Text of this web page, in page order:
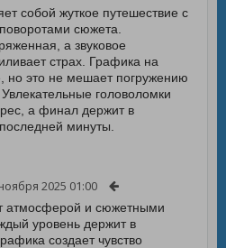
собой жуткое путешествие с
сюжета.
а звуковое
страх. Графика на
но это не мешает погружению
головоломки
а финал держит в
минуты.
2025 01:00
атмосферой и сюжетными
уровень держит в
создает чувство